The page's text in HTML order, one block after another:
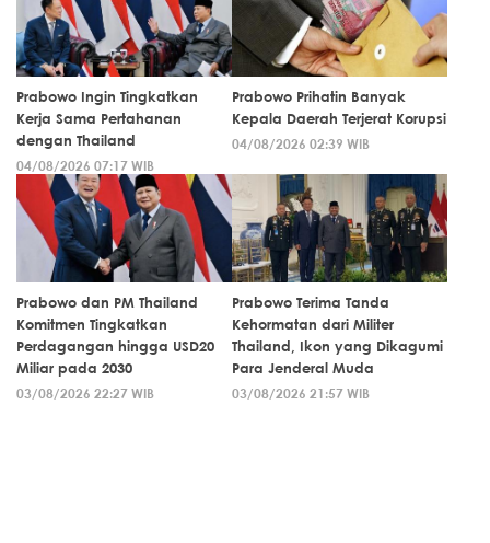
Prabowo Ingin Tingkatkan
Kerja Sama Pertahanan
dengan Thailand
04/08/2026 07:17 WIB
Prabowo Prihatin Banyak
Kepala Daerah Terjerat Korupsi
04/08/2026 02:39 WIB
Prabowo dan PM Thailand
Komitmen Tingkatkan
Perdagangan hingga USD20
Miliar pada 2030
03/08/2026 22:27 WIB
Prabowo Terima Tanda
Kehormatan dari Militer
Thailand, Ikon yang Dikagumi
Para Jenderal Muda
03/08/2026 21:57 WIB